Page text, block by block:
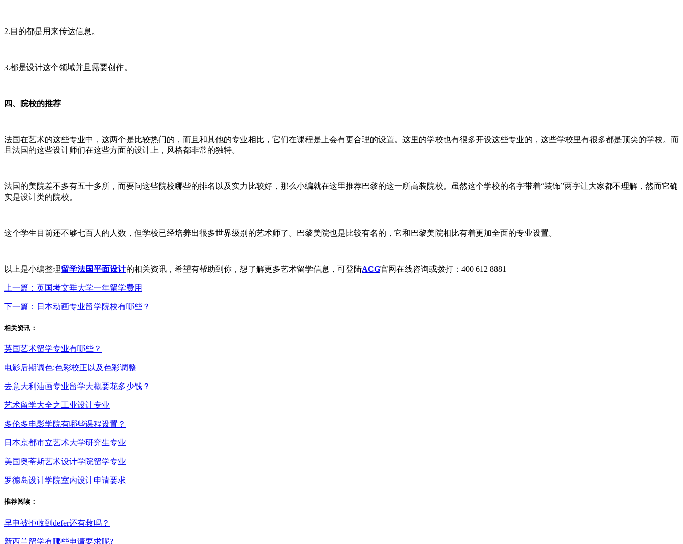
2.目的都是用来传达信息。
3.都是设计这个领域并且需要创作。
四、院校的推荐
法国在艺术的这些专业中，这两个是比较热门的，而且和其他的专业相比，它们在课程是上会有更合理的设置。这里的学校也有很多开设这些专业的，这些学校里有很多都是顶尖的学校。而
且法国的这些设计师们在这些方面的设计上，风格都非常的独特。
法国的美院差不多有五十多所，而要问这些院校哪些的排名以及实力比较好，那么小编就在这里推荐巴黎的这一所高装院校。虽然这个学校的名字带着“装饰”两字让大家都不理解，然而它确
实是设计类的院校。
这个学生目前还不够七百人的人数，但学校已经培养出很多世界级别的艺术师了。巴黎美院也是比较有名的，它和巴黎美院相比有着更加全面的专业设置。
以上是小编整理留学法国平面设计的相关资讯，希望有帮助到你，想了解更多艺术留学信息，可登陆ACG官网在线咨询或拨打：400 612 8881
上一篇：英国考文垂大学一年留学费用
下一篇：日本动画专业留学院校有哪些？
相关资讯：
英国艺术留学专业有哪些？
电影后期调色:色彩校正以及色彩调整
去意大利油画专业留学大概要花多少钱？
艺术留学大全之工业设计专业
多伦多电影学院有哪些课程设置？
日本京都市立艺术大学研究生专业
美国奥蒂斯艺术设计学院留学专业
罗德岛设计学院室内设计申请要求
推荐阅读：
早申被拒收到defer还有救吗？
新西兰留学有哪些申请要求呢?